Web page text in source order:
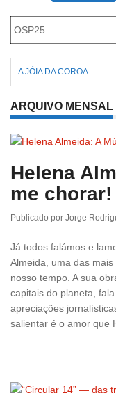
A JÓIA DA COROA
ARQUIVO MENSAL
Helena
me chorar!
Publicado por Jorge
Já todos falámos e
Almeida, uma das
nosso tempo. A sua
capitais do planeta,
apreciações
salientar é o amor que